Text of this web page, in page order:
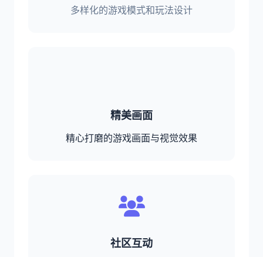
多样化的游戏模式和玩法设计
精美画面
精心打磨的游戏画面与视觉效果
社区互动